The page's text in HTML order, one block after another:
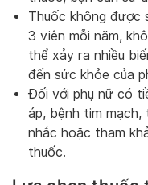
Thuốc không được
3 viên mỗi năm,
thể xảy ra nhiều
đến sức khỏe của
Đối với phụ nữ có
áp, bệnh tim mạch,
nhắc hoặc tham
thuốc.